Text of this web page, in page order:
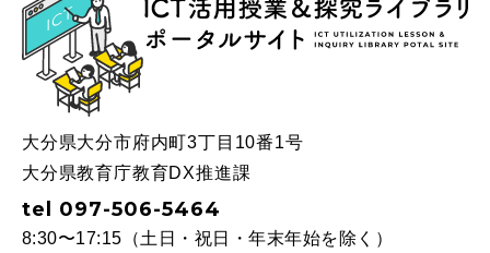
ICT
大分県大分市府内町3丁目10番1号
大分県教育庁教育DX推進課
tel 097-506-5464
8:30〜17:15（土日・祝日・年末年始を除く）